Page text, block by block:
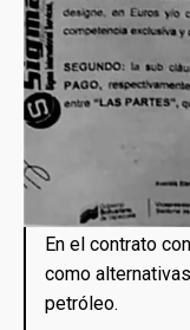
En el contrato
como
petróleo.